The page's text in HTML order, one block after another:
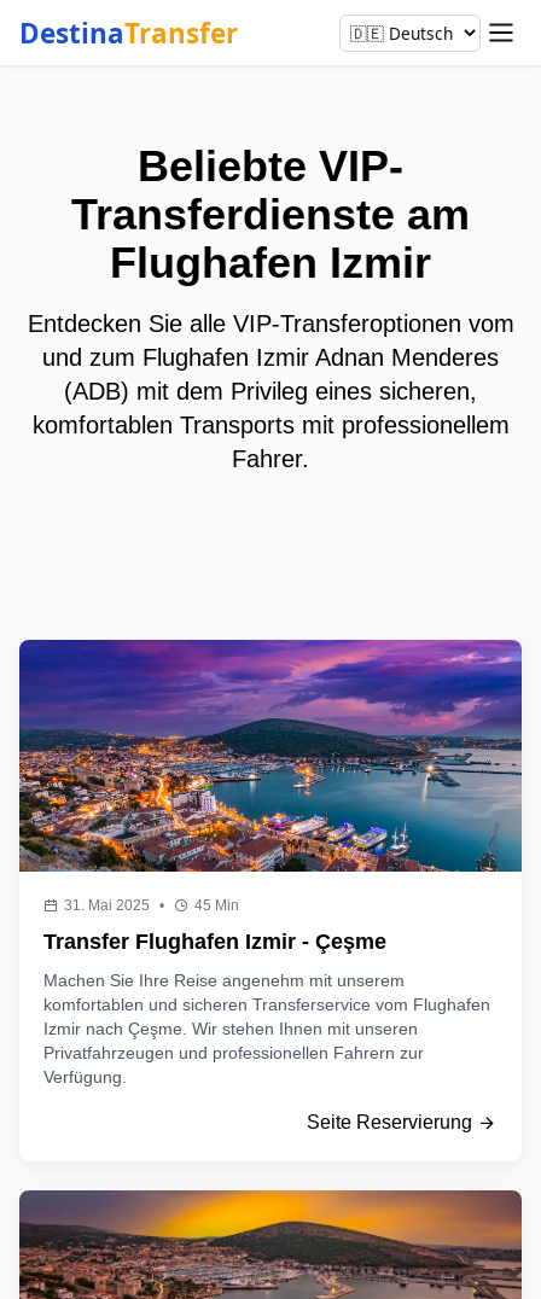
DestinaTransfer
Beliebte VIP-
Transferdienste am
Flughafen Izmir
Entdecken Sie alle VIP-Transferoptionen vom
und zum Flughafen Izmir Adnan Menderes
(ADB) mit dem Privileg eines sicheren,
komfortablen Transports mit professionellem
Fahrer.
31. Mai 2025 • 45 Min
Transfer Flughafen Izmir - Çeşme
Machen Sie Ihre Reise angenehm mit unserem
komfortablen und sicheren Transferservice vom Flughafen
Izmir nach Çeşme. Wir stehen Ihnen mit unseren
Privatfahrzeugen und professionellen Fahrern zur
Verfügung.
Seite Reservierung